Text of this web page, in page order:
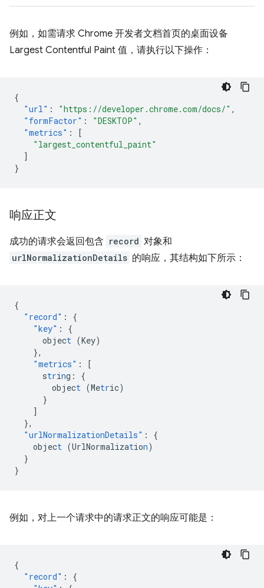
例如，如需请求 Chrome 开发者文档首页的桌面设备
Largest Contentful Paint 值，请执行以下操作：
{
"url" : "https://developer.chrome.com/docs/" ,
"formFactor" : "DESKTOP" ,
"metrics" :
[
"largest_contentful_paint"
]
}
响应正文
成功的请求会返回包含 record 对象和
urlNormalizationDetails 的响应，其结构如下所示：
{
"record" :
{
"key" :
{
object (Key)
},
"metrics" :
[
string :
{
object (Metric)
}
]
},
"urlNormalizationDetails" :
{
object (UrlNormalization)
}
}
例如，对上一个请求中的请求正文的响应可能是：
{
"record" :
{